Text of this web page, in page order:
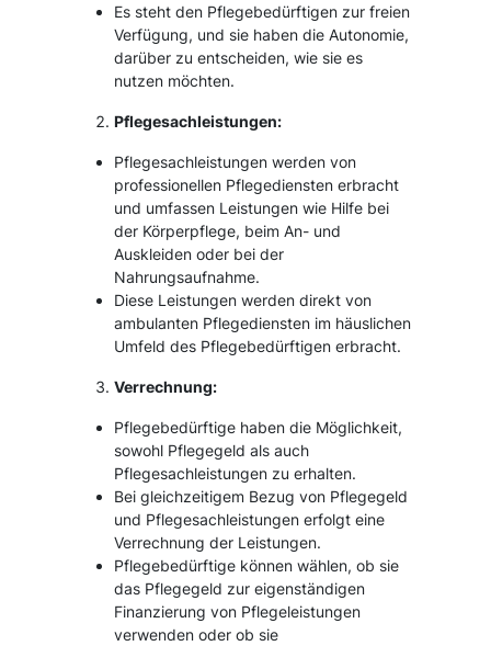
Es steht den Pflegebedürftigen zur freien
Verfügung, und sie haben die Autonomie,
darüber zu entscheiden, wie sie es
nutzen möchten.
Pflegesachleistungen:
Pflegesachleistungen werden von
professionellen Pflegediensten erbracht
und umfassen Leistungen wie Hilfe bei
der Körperpflege, beim An- und
Auskleiden oder bei der
Nahrungsaufnahme.
Diese Leistungen werden direkt von
ambulanten Pflegediensten im häuslichen
Umfeld des Pflegebedürftigen erbracht.
Verrechnung:
Pflegebedürftige haben die Möglichkeit,
sowohl Pflegegeld als auch
Pflegesachleistungen zu erhalten.
Bei gleichzeitigem Bezug von Pflegegeld
und Pflegesachleistungen erfolgt eine
Verrechnung der Leistungen.
Pflegebedürftige können wählen, ob sie
das Pflegegeld zur eigenständigen
Finanzierung von Pflegeleistungen
verwenden oder ob sie